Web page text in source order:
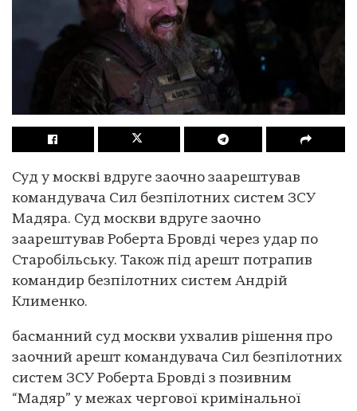
Суд у москві вдруге заочно заарештував
командувача Сил безпілотних систем ЗСУ
Мадяра. Суд москви вдруге заочно
заарештував Роберта Бровді через удар по
Старобільську. Також під арешт потрапив
командир безпілотних систем Андрій
Клименко.
басманний суд москви ухвалив рішення про
заочний арешт командувача Сил безпілотних
систем ЗСУ Роберта Бровді з позивним
“Мадяр” у межах чергової кримінальної